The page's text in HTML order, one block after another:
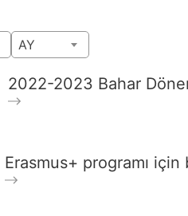
AY
2022-2023 Bahar
Erasmus+ programı